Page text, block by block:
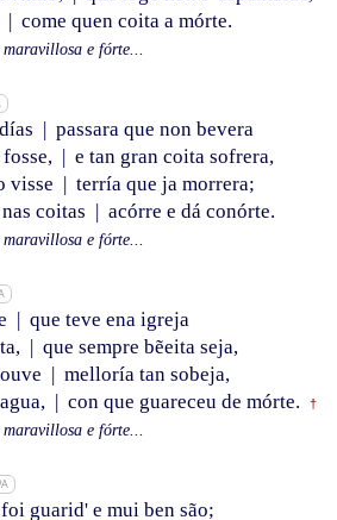
| come quen coita a mórte.
maravillosa e fórte...
| passara que non bevera
| e tan gran coita sofrera,
visse | terría que ja morrera;
coitas | acórre e dá conórte.
maravillosa e fórte...
| que teve ena igreja
| que sempre bẽeita seja,
| melloría tan sobeja,
| con que guareceu de mórte. †
maravillosa e fórte...
foi guarid' e mui ben são;